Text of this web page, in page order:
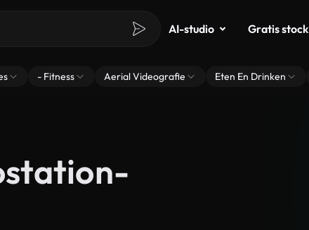
AI-studio Gratis stock
- Fitness Aerial Videografie Eten En Drinken